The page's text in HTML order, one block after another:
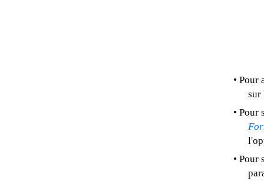
• Pour
sur
• Pour
• Pour